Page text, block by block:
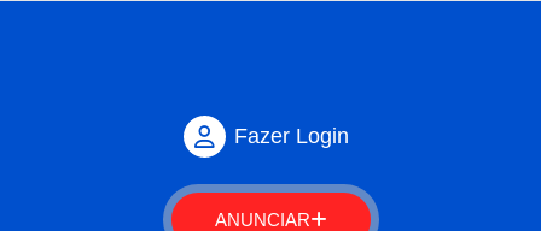
Fazer Login
ANUNCIAR